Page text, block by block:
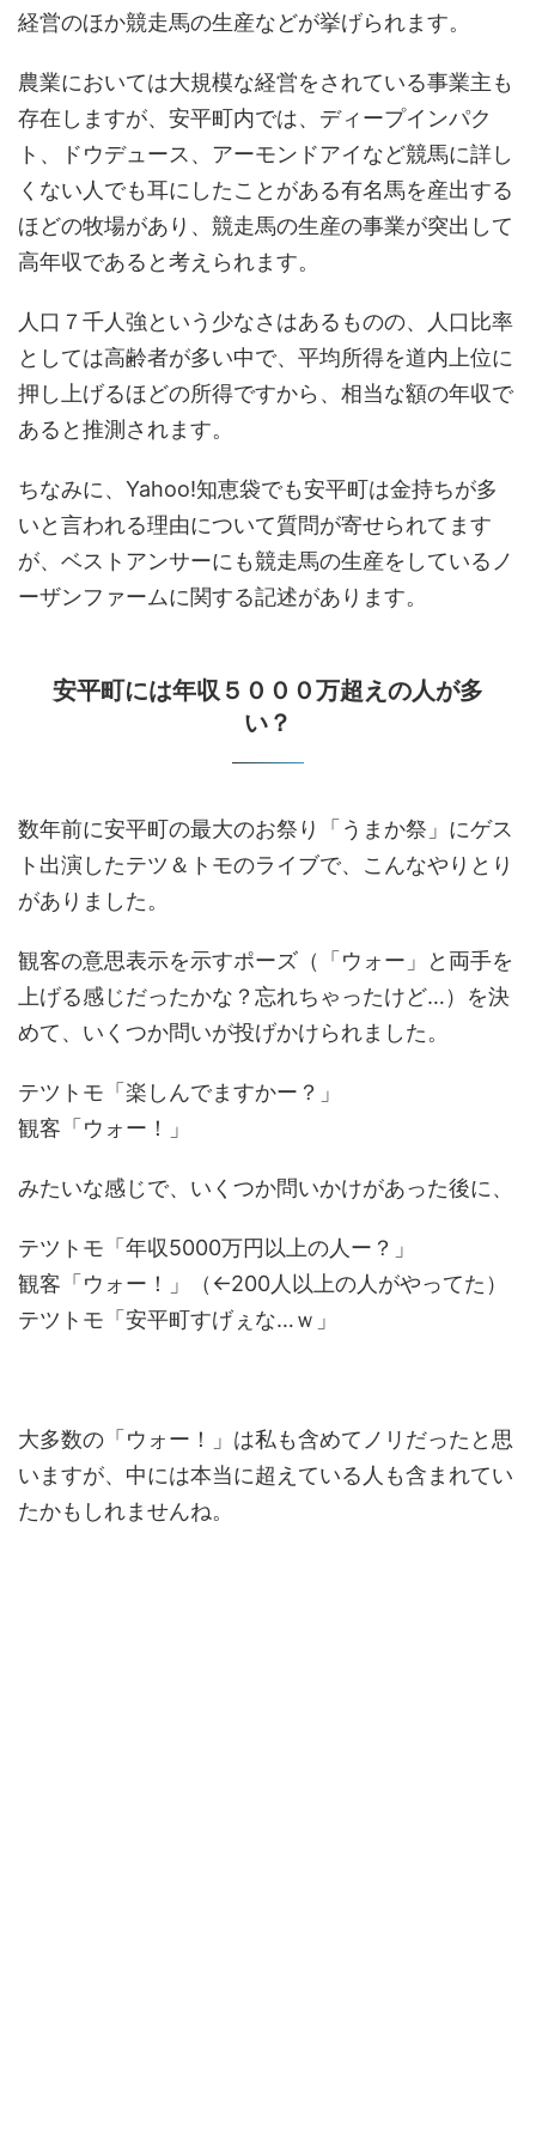
経営のほか競走馬の生産などが挙げられます。
農業においては大規模な経営をされている事業主も
存在しますが、安平町内では、ディープインパク
ト、ドウデュース、アーモンドアイなど競馬に詳し
くない人でも耳にしたことがある有名馬を産出する
ほどの牧場があり、競走馬の生産の事業が突出して
高年収であると考えられます。
人口７千人強という少なさはあるものの、人口比率
としては高齢者が多い中で、平均所得を道内上位に
押し上げるほどの所得ですから、相当な額の年収で
あると推測されます。
ちなみに、Yahoo!知恵袋でも安平町は金持ちが多
いと言われる理由について質問が寄せられてます
が、ベストアンサーにも競走馬の生産をしているノ
ーザンファームに関する記述があります。
安平町には年収５０００万超えの人が多
い？
数年前に安平町の最大のお祭り「うまか祭」にゲス
ト出演したテツ＆トモのライブで、こんなやりとり
がありました。
観客の意思表示を示すポーズ（「ウォー」と両手を
上げる感じだったかな？忘れちゃったけど…）を決
めて、いくつか問いが投げかけられました。
テツトモ「楽しんでますかー？」
観客「ウォー！」
みたいな感じで、いくつか問いかけがあった後に、
テツトモ「年収5000万円以上の人ー？」
観客「ウォー！」（←200人以上の人がやってた）
テツトモ「安平町すげぇな…ｗ」
大多数の「ウォー！」は私も含めてノリだったと思
いますが、中には本当に超えている人も含まれてい
たかもしれませんね。